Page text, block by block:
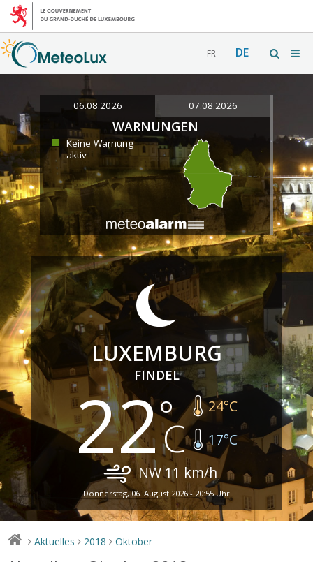
FR DE
06.08.2026 07.08.2026
WARNUNGEN
Keine Warnung
aktiv
LUXEMBURG
FINDEL
22 24°C
17°C
NW11 km/h
Donnerstag, 06. August 2026 - 20:55 Uhr
> Aktuelles > 2018 > Oktober